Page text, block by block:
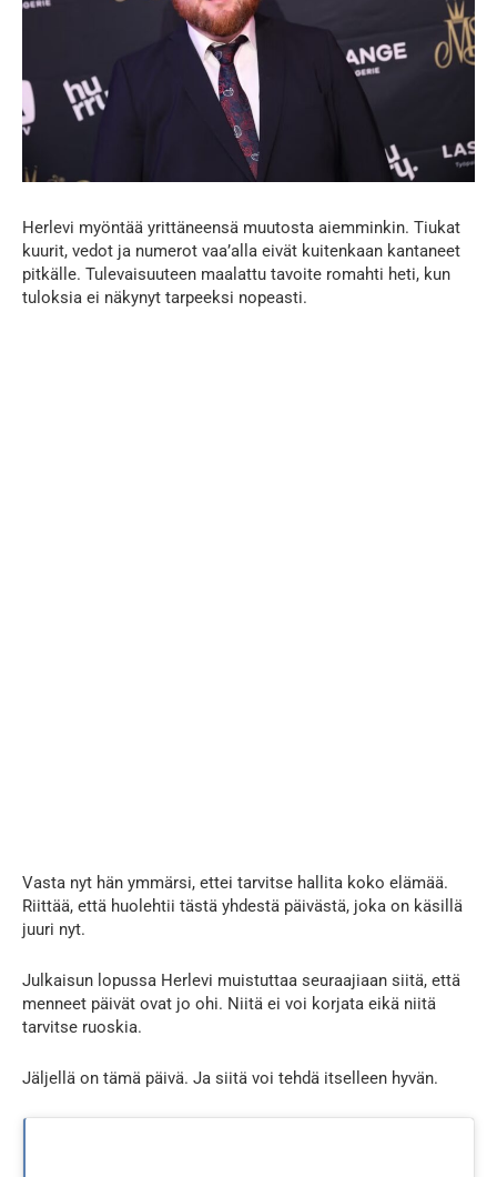
Herlevi myöntää yrittäneensä muutosta aiemminkin. Tiukat
kuurit, vedot ja numerot vaa’alla eivät kuitenkaan kantaneet
pitkälle. Tulevaisuuteen maalattu tavoite romahti heti, kun
tuloksia ei näkynyt tarpeeksi nopeasti.
Vasta nyt hän ymmärsi, ettei tarvitse hallita koko elämää.
Riittää, että huolehtii tästä yhdestä päivästä, joka on käsillä
juuri nyt.
Julkaisun lopussa Herlevi muistuttaa seuraajiaan siitä, että
menneet päivät ovat jo ohi. Niitä ei voi korjata eikä niitä
tarvitse ruoskia.
Jäljellä on tämä päivä. Ja siitä voi tehdä itselleen hyvän.